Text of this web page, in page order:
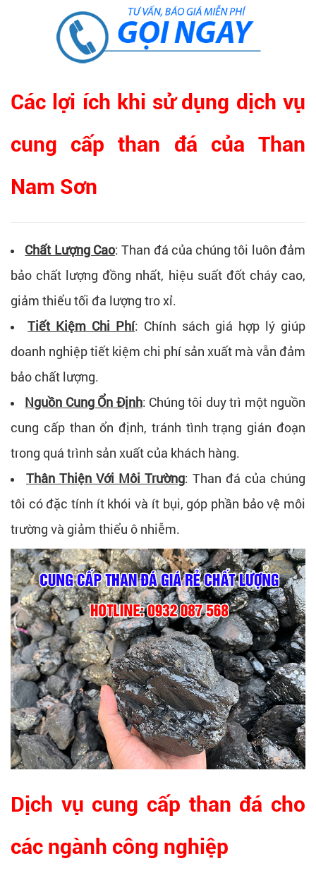
Các lợi ích khi sử dụng dịch vụ
cung cấp than đá của Than
Nam Sơn
Chất Lượng Cao: Than đá của chúng tôi luôn đảm
bảo chất lượng đồng nhất, hiệu suất đốt cháy cao,
giảm thiểu tối đa lượng tro xỉ.
Tiết Kiệm Chi Phí: Chính sách giá hợp lý giúp
doanh nghiệp tiết kiệm chi phí sản xuất mà vẫn đảm
bảo chất lượng.
Nguồn Cung Ổn Định: Chúng tôi duy trì một nguồn
cung cấp than ổn định, tránh tình trạng gián đoạn
trong quá trình sản xuất của khách hàng.
Thân Thiện Với Môi Trường: Than đá của chúng
tôi có đặc tính ít khói và ít bụi, góp phần bảo vệ môi
trường và giảm thiểu ô nhiễm.
Dịch vụ cung cấp than đá cho
các ngành công nghiệp